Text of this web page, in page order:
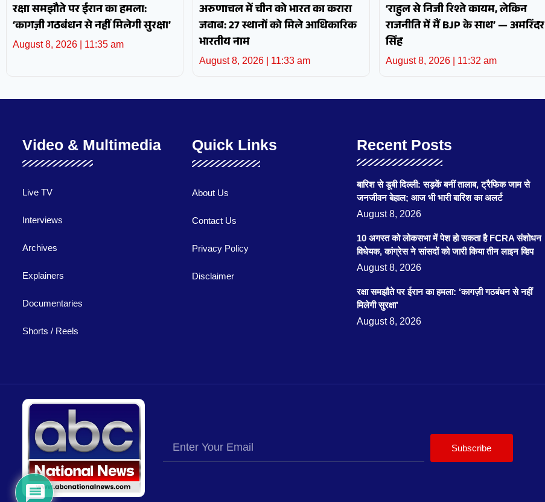
रक्षा समझौते पर ईरान का हमला:
‘कागज़ी गठबंधन से नहीं मिलेगी सुरक्षा’
August 8, 2026 11:35 am
अरुणाचल में चीन को भारत का करारा
जवाब: 27 स्थानों को मिले आधिकारिक
भारतीय नाम
August 8, 2026 11:33 am
‘राहुल से निजी रिश्ते कायम, लेकिन
राजनीति में मैं BJP के साथ’ — अमरिंदर
सिंह
August 8, 2026 11:32 am
Video & Multimedia
Live TV
Interviews
Archives
Explainers
Documentaries
Shorts / Reels
Quick Links
About Us
Contact Us
Privacy Policy
Disclaimer
Recent Posts
बारिश से डूबी दिल्ली: सड़कें बनीं तालाब, ट्रैफिक जाम से
जनजीवन बेहाल; आज भी भारी बारिश का अलर्ट
August 8, 2026
10 अगस्त को लोकसभा में पेश हो सकता है FCRA संशोधन
विधेयक, कांग्रेस ने सांसदों को जारी किया तीन लाइन व्हिप
August 8, 2026
रक्षा समझौते पर ईरान का हमला: ‘कागज़ी गठबंधन से नहीं
मिलेगी सुरक्षा’
August 8, 2026
Subscribe